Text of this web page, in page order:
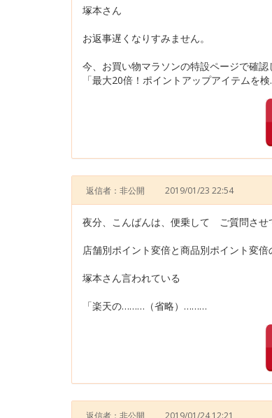
塚本さん
お返事遅くなりすみません。
今、お買い物マラソンの特設ページで確
「最大20倍！ポイントアップアイテム
返信者：非公開 2019/01/23 22:54
夜分、こんばんは、便乗して ご質問させ
店舗別ポイント変倍と商品別ポイント変倍
塚本さん言われている
「楽天の………（省略）………